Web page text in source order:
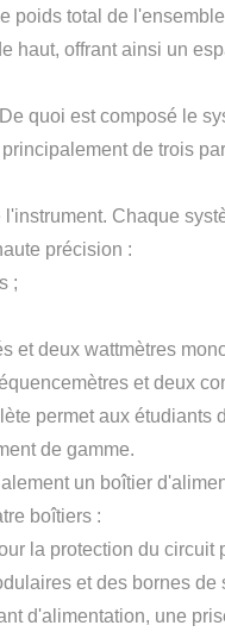
poids total de
haut, offrant ainsi un
quoi est composé le
de trois
Chaque
précision :
;
et deux wattmètres
et deux
permet aux
de gamme.
un boîtier
boîtiers :
la protection du circuit
et des bornes de
d'alimentation, une